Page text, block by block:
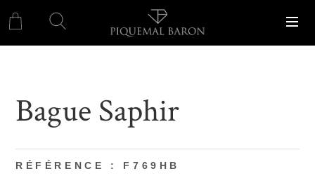
Bague Saphir
RÉFÉRENCE : F769HB